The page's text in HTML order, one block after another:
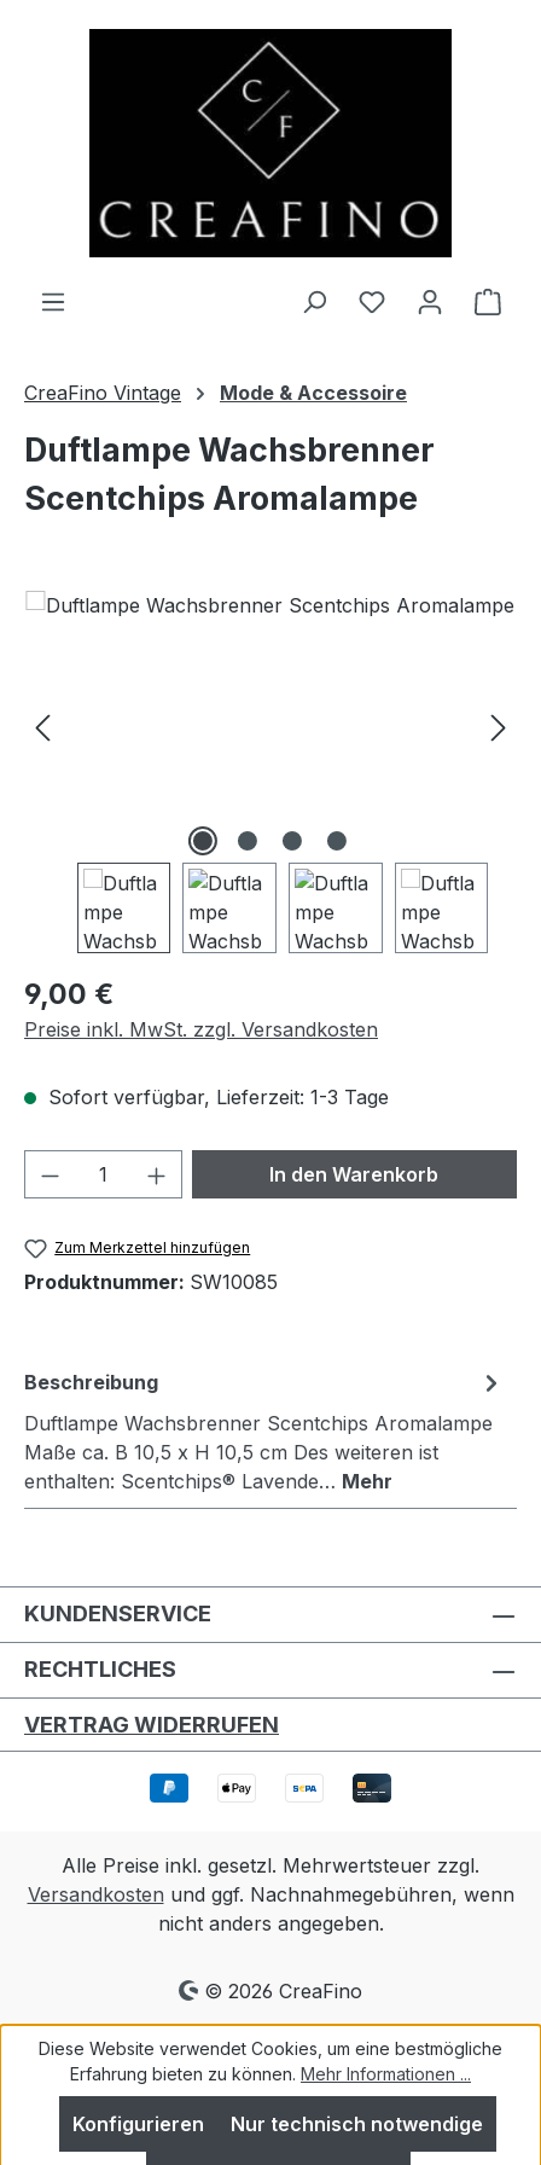
Zum Hauptinhalt springen
Du hast 0
CreaFino Vintage Mode & Accessoire
Duftlampe Wachsbrenner
Scentchips Aromalampe
Regulärer Preis:
9,00 €
Preise inkl. MwSt. zzgl. Versandkosten
Sofort verfügbar, Lieferzeit: 1-3 Tage
Produkt Anzahl: Gib denIn den Warenkorb
Zum Merkzettel hinzufügen
Produktnummer: SW10085
Beschreibung
Duftlampe Wachsbrenner Scentchips Aromalampe
Maße ca. B 10,5 x H 10,5 cm Des weiteren ist
enthalten: Scentchips® Lavende… Mehr
KUNDENSERVICE
RECHTLICHES
VERTRAG WIDERRUFEN
Alle Preise inkl. gesetzl. Mehrwertsteuer zzgl.
Versandkosten und ggf. Nachnahmegebühren, wenn
nicht anders angegeben.
© 2026 CreaFino
Diese Website verwendet Cookies, um eine bestmögliche
Erfahrung bieten zu können. Mehr Informationen ...
Nur technisch notwendige
Konfigurieren